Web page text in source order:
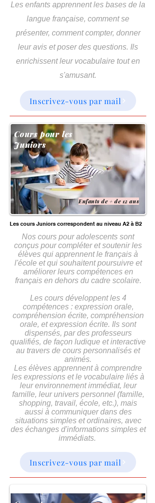
Les enfants apprennent les bases de la
langue française, comment se
présenter, comment compter, donner
leur avis et poser des questions. Ils
enrichissent leur vocabulaire tout en
s'amusant.
Inscrivez-vous par mail
Cours pour les
Juniors
Enfants de + de 12 ans
Les cours Juniors correspondent au niveau A2 à B2
Nos cours pour adolescents sont
conçus pour compléter et soutenir les
élèves qui apprennent le français à
l'école et qui souhaitent poursuivre et
améliorer leurs compétences en
français en dehors du cadre scolaire.
Les cours développent les 4
compétences : expression orale,
compréhension écrite, compréhension
orale, et expression écrite. Ils sont
dispensés, par des professeurs
qualifiés, de façon ludique et interactive
au travers de cours personnalisés et
animés.
Les élèves apprennent à comprendre
les expressions et le vocabulaire liés à
leur environnement immédiat, leur
famille, leur univers personnel (famille,
shopping, travail, école, etc.), mais
aussi à communiquer dans des
situations simples et ordinaires, avec
des échanges d'informations simples et
immédiats.
Inscrivez-vous par mail